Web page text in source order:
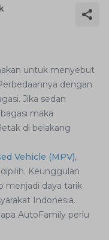
untuk menyebut
dengan
Jika sedan
maka
di belakang
Vehicle (MPV),
Keunggulan
menjadi daya tarik
Indonesia.
AutoFamily perlu